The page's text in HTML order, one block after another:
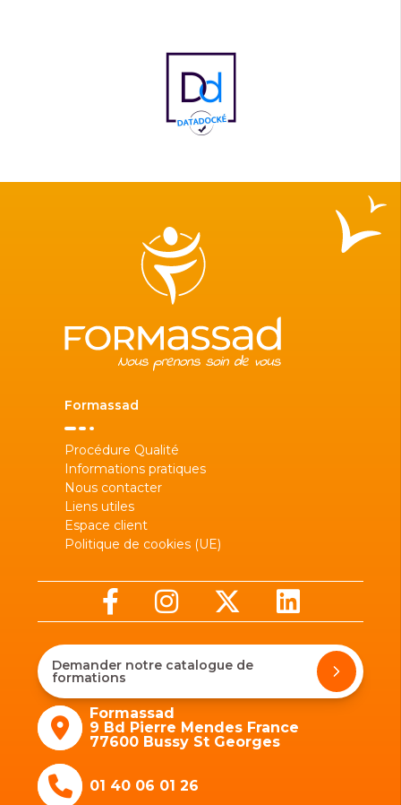
Formassad
Procédure Qualité
Informations pratiques
Nous contacter
Liens utiles
Espace client
Politique de cookies (UE)
Demander notre catalogue de
formations
Formassad
9 Bd Pierre Mendes France
77600 Bussy St Georges
01 40 06 01 26